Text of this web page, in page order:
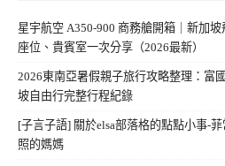
星宇航空 A350-900 商務艙開箱｜新加
座位、貴賓室一次分享（2026最新）
2026東南亞暑假親子旅行攻略整理：富
坡自由行完整行程紀錄
[子言子語] 關於elsa部落格的點點小事-
照的媽媽